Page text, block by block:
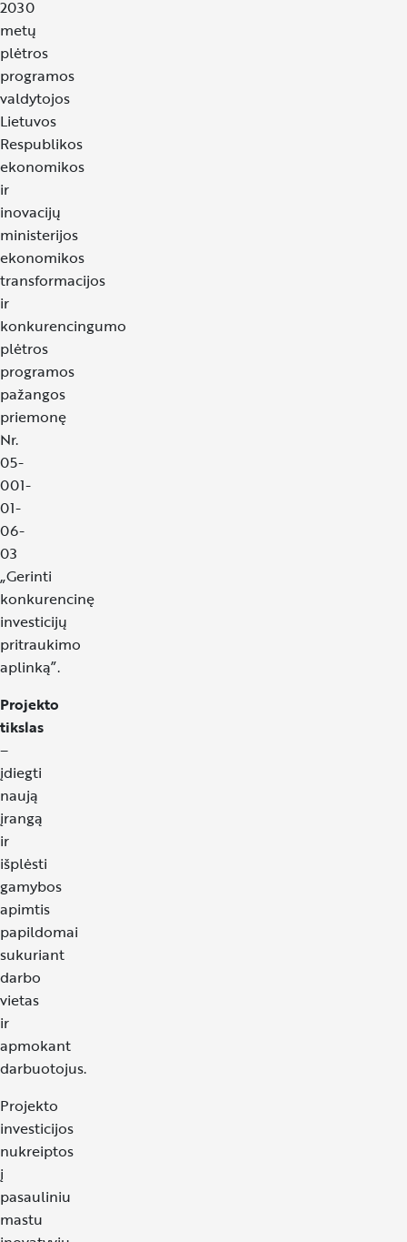
2030
metų
plėtros
programos
valdytojos
Lietuvos
Respublikos
ekonomikos
ir
inovacijų
ministerijos
ekonomikos
transformacijos
ir
konkurencingumo
plėtros
programos
pažangos
priemonę
Nr.
05-
001-
01-
06-
03
„Gerinti
konkurencinę
investicijų
pritraukimo
aplinką”.
Projekto
tikslas
–
įdiegti
naują
įrangą
ir
išplėsti
gamybos
apimtis
papildomai
sukuriant
darbo
vietas
ir
apmokant
darbuotojus.
Projekto
investicijos
nukreiptos
į
pasauliniu
mastu